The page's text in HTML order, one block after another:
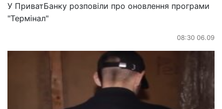
У ПриватБанку розповіли про оновлення програми
"Термінал"
08:30 06.09